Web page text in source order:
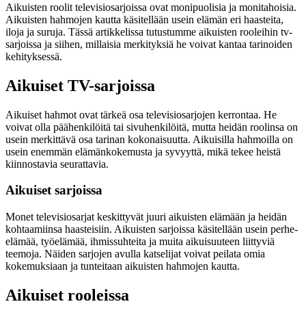
Aikuisten roolit televisiosarjoissa ovat monipuolisia ja monitahoisia.
Aikuisten hahmojen kautta käsitellään usein elämän eri haasteita,
iloja ja suruja. Tässä artikkelissa tutustumme aikuisten rooleihin tv-
sarjoissa ja siihen, millaisia merkityksiä he voivat kantaa tarinoiden
kehityksessä.
Aikuiset TV-sarjoissa
Aikuiset hahmot ovat tärkeä osa televisiosarjojen kerrontaa. He
voivat olla päähenkilöitä tai sivuhenkilöitä, mutta heidän roolinsa on
usein merkittävä osa tarinan kokonaisuutta. Aikuisilla hahmoilla on
usein enemmän elämänkokemusta ja syvyyttä, mikä tekee heistä
kiinnostavia seurattavia.
Aikuiset sarjoissa
Monet televisiosarjat keskittyvät juuri aikuisten elämään ja heidän
kohtaamiinsa haasteisiin. Aikuisten sarjoissa käsitellään usein perhe-
elämää, työelämää, ihmissuhteita ja muita aikuisuuteen liittyviä
teemoja. Näiden sarjojen avulla katselijat voivat peilata omia
kokemuksiaan ja tunteitaan aikuisten hahmojen kautta.
Aikuiset rooleissa